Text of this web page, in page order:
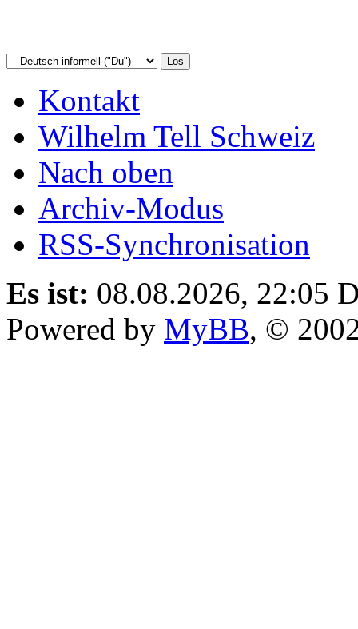
Kontakt
Wilhelm Tell Schweiz
Nach oben
Archiv-Modus
RSS-Synchronisation
Es ist: 08.08.2026, 22:05
Powered by MyBB, ©